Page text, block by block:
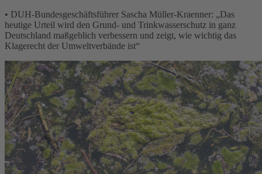
• DUH-Bundesgeschäftsführer Sascha Müller-Kraenner: „Das
heutige Urteil wird den Grund- und Trinkwasserschutz in ganz
Deutschland maßgeblich verbessern und zeigt, wie wichtig das
Klagerecht der Umweltverbände ist“